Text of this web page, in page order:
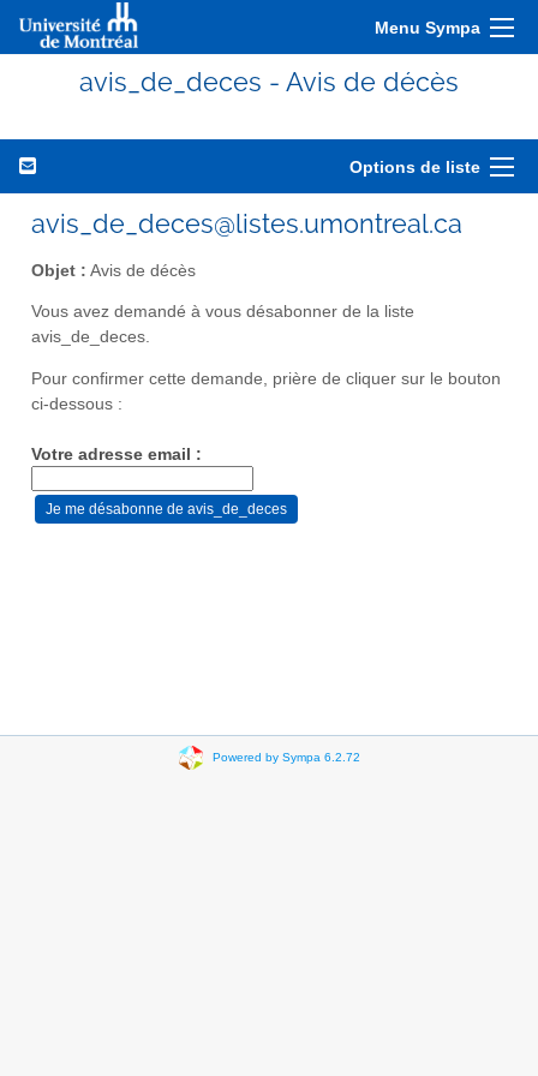
Menu Sympa
avis_de_deces - Avis de décès
Options de liste
avis_de_deces@listes.umontreal.ca
Objet : Avis de décès
Vous avez demandé à vous désabonner de la liste
avis_de_deces.
Pour confirmer cette demande, prière de cliquer sur le bouton
ci-dessous :
Votre adresse email :
Powered by Sympa 6.2.72